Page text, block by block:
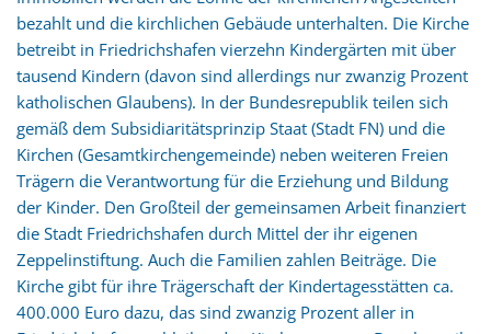
bezahlt und die kirchlichen Gebäude unterhalten. Die Kirche
betreibt in Friedrichshafen vierzehn Kindergärten mit über
tausend Kindern (davon sind allerdings nur zwanzig Prozent
katholischen Glaubens). In der Bundesrepublik teilen sich
gemäß dem Subsidiaritätsprinzip Staat (Stadt FN) und die
Kirchen (Gesamtkirchengemeinde) neben weiteren Freien
Trägern die Verantwortung für die Erziehung und Bildung
der Kinder. Den Großteil der gemeinsamen Arbeit finanziert
die Stadt Friedrichshafen durch Mittel der ihr eigenen
Zeppelinstiftung. Auch die Familien zahlen Beiträge. Die
Kirche gibt für ihre Trägerschaft der Kindertagesstätten ca.
400.000 Euro dazu, das sind zwanzig Prozent aller in